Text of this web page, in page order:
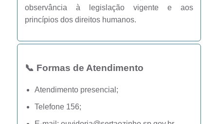
Legislação
Área Restrita
Cemitérios
E-mails dos setores
Contato
observância à legislação vigente e aos
princípios dos direitos humanos.
📞 Formas de Atendimento
Atendimento presencial;
Telefone 156;